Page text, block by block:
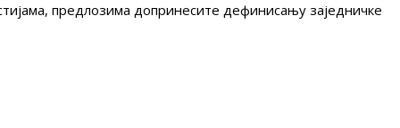
предлозима допринесите дефинисању заједничке